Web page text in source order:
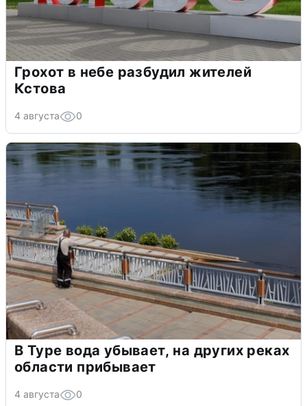
Грохот в небе разбудил жителей
Кстова
4 августа 0
В Туре вода убывает, на других реках
области прибывает
4 августа 0